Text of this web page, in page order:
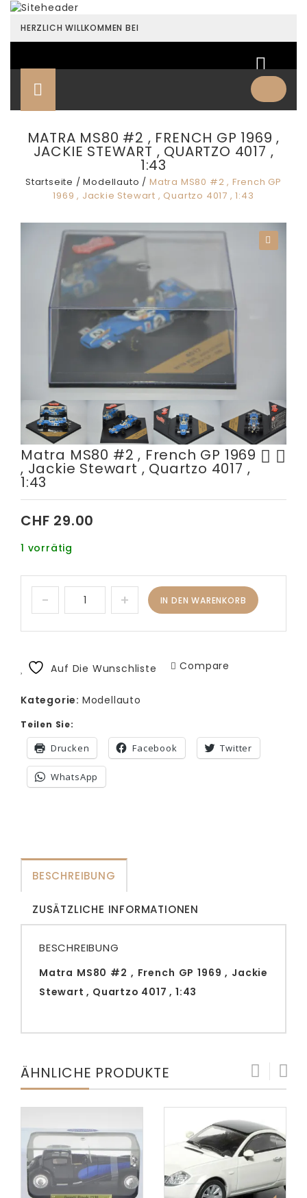
HERZLICH WILLKOMMEN BEI
MATRA MS80 #2 , FRENCH GP 1969 ,
JACKIE STEWART , QUARTZO 4017 ,
1:43
Startseite /Modellauto / Matra MS80 #2 , French GP
1969 , Jackie Stewart , Quartzo 4017 , 1:43
Matra MS80 #2 , French GP 1969
, Jackie Stewart , Quartzo 4017 ,
1:43
CHF 29.00
1 vorrätig
IN DEN WARENKORB
Auf Die Wunschliste Compare
Kategorie: Modellauto
Teilen Sie:
Drucken Facebook Twitter
WhatsApp
BESCHREIBUNG
ZUSÄTZLICHE INFORMATIONEN
BESCHREIBUNG
Matra MS80 #2 , French GP 1969 , Jackie
Stewart , Quartzo 4017 , 1:43
ÄHNLICHE PRODUKTE